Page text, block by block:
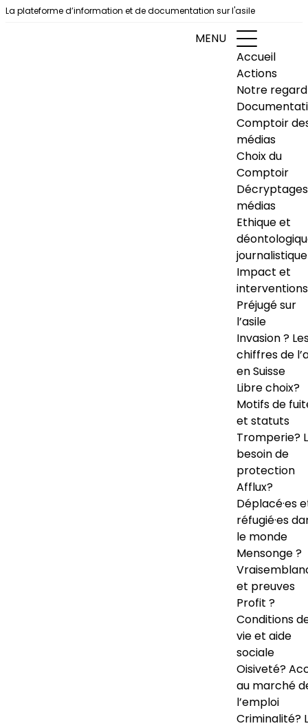
Aller au contenu
La plateforme d’information et de documentation sur l'asile
MENU
Accueil
Actions
Notre regard
Comptoir
médias
Choix du
Comptoir
Décryptages
médias
Ethique et
journalistique
Impact et
interventions
Préjugé sur
l’asile
Invasion ?
chiffres de
en Suisse
Libre choix?
Motifs de
et statuts
Tromperie?
besoin de
protection
Afflux?
Déplacé·es
réfugié·es
le monde
Mensonge ?
et preuves
Profit ?
Conditions
vie et aide
sociale
Oisiveté?
au marché
l’emploi
Criminalité?